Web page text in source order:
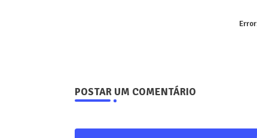
POSTAR UM COMENTÁRIO